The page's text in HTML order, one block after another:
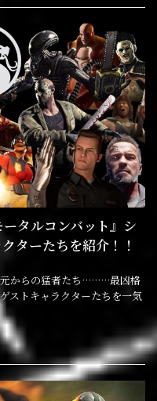
タルコンバット』シ
ターたちを紹介！！
元からの猛者たち………最凶格
ストキャラクターたちを一気